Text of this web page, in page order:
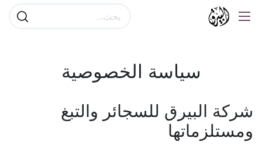
سياسة الخصوصية
شركة البيرق للسجائر والتبغ
ومستلزماتها